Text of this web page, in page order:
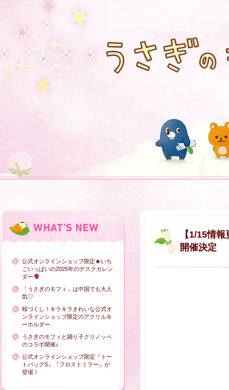
公式オンラインショップ限定★いち
ごいっぱいの2025年のデスクカレン
ダー
「うさぎのモフィ」は中国でも大人
気♡
桜づくし！キラキラきれいな公式オ
ンラインショップ限定のアクリルキ
ーホルダー
うさぎのモフィと踊り子クリノッペ
のコラボ開催♪
公式オンラインショップ限定『トー
トバッグS』『フロストミラー』が
登場！
【1/15情
開催決定